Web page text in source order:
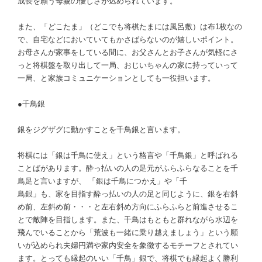
また、「どこたま」（どこでも将棋たまには風呂敷）は布1枚なの
で、自宅などにおいていてもかさばらないのが嬉しいポイント。
お母さんが家事をしている間に、お父さんとお子さんが気軽にさ
っと将棋盤を取り出して一局、おじいちゃんの家に持っていって
一局、と家族コミュニケーションとしても一役担います。
●千鳥銀
銀をジグザグに動かすことを千鳥銀と言います。
将棋には「銀は千鳥に使え」という格言や「千鳥銀」と呼ばれる
ことばがあります。酔っ払いの人の足元がふらふらなることを千
鳥足と言いますが、 「銀は千鳥につかえ」や「千
鳥銀」も、家を目指す酔っ払いの人の足と同じように、銀を右斜
め前、左斜め前・・・と左右斜め方向にふらふらと前進させるこ
とで敵陣を目指します。また、千鳥はもともと群れながら水辺を
飛んでいることから「荒波も一緒に乗り越えましょう」という願
いが込められ夫婦円満や家内安全を象徴するモチーフとされてい
ます。とっても縁起のいい「千鳥」銀で、将棋でも縁起よく勝利